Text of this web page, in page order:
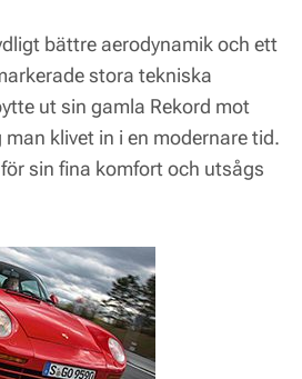
bättre aerodynamik och ett
stora tekniska
ut sin gamla Rekord mot
klivet in i en modernare tid.
sin fina komfort och utsågs